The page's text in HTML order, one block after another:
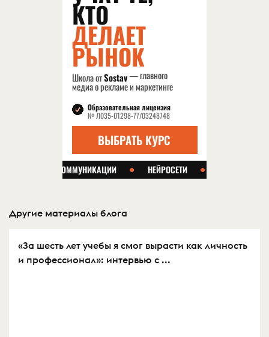
Другие материалы блога
«За шесть лет учебы я смог вырасти как личность
и профессионал»: интервью с ...